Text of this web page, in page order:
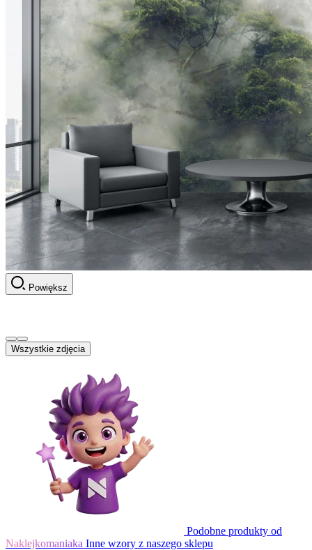
Powiększ
Wszystkie zdjęcia
Podobne produkty od
Naklejkomaniaka Inne wzory z naszego sklepu